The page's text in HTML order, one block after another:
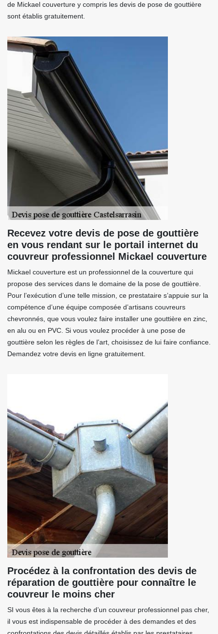
de Mickael couverture y compris les devis de pose de gouttière
sont établis gratuitement.
Recevez votre devis de pose de gouttière
en vous rendant sur le portail internet du
couvreur professionnel Mickael couverture
Mickael couverture est un professionnel de la couverture qui
propose des services dans le domaine de la pose de gouttière.
Pour l’exécution d’une telle mission, ce prestataire s’appuie sur la
compétence d’une équipe composée d’artisans couvreurs
chevronnés, que vous voulez faire installer une gouttière en zinc,
en alu ou en PVC. Si vous voulez procéder à une pose de
gouttière selon les règles de l’art, choisissez de lui faire confiance.
Demandez votre devis en ligne gratuitement.
Procédez à la confrontation des devis de
réparation de gouttière pour connaître le
couvreur le moins cher
SI vous êtes à la recherche d’un couvreur professionnel pas cher,
il vous est indispensable de procéder à des demandes et des